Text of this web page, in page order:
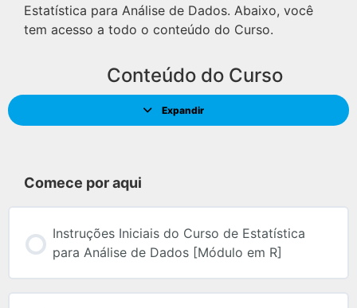
Estatística para Análise de Dados. Abaixo, você
tem acesso a todo o conteúdo do Curso.
Conteúdo do Curso
Expandir
Comece por aqui
Instruções Iniciais do Curso de Estatística
para Análise de Dados [Módulo em R]